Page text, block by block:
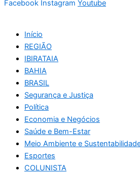
Facebook Instagram Youtube
Início
REGIÃO
IBIRATAIA
BAHIA
BRASIL
Segurança e Justiça
Política
Economia e Negócios
Saúde e Bem-Estar
Meio Ambiente e
Esportes
COLUNISTA